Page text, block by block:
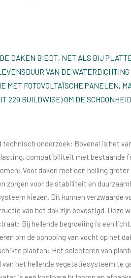
DAKEN BIEDT, NET ALS BIJ
VAN DE
MET FOTOVOLTAÏSCHE PANELEN,
229 BUILDWISE) OM DE
technisch onderzoek: Bovenal is het
compatibiliteit met bestaande
Voor daken met een helling
zorgen voor de stabiliteit en
kiezen. Dit kunnen verzwaarde
van het dak zijn bevestigd. Deze
Bij hellende begroeiing is een
om de ophoping van vocht op het
planten: Het selecteren van
van het hellende vegetatiesysteem te